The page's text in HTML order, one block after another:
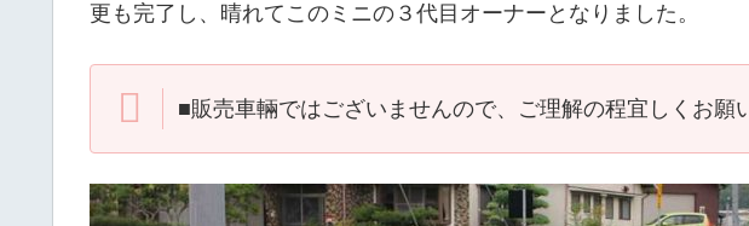
更も完了し、晴れてこのミニの３代目オーナーとなりました。
■販売車輛ではございませんので、ご理解の程宜しくお願